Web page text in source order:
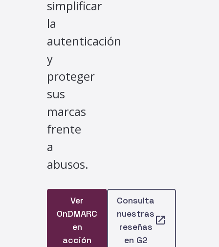
simplificar
la
autenticación
y
proteger
sus
marcas
frente
a
abusos.
Ver
OnDMARC
en
acción
Consulta
nuestras
reseñas
en G2